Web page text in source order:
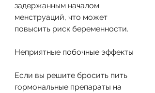
задержанным началом
менструаций, что может
повысить риск беременности.
Неприятные побочные эффекты
Если вы решите бросить пить
гормональные препараты на